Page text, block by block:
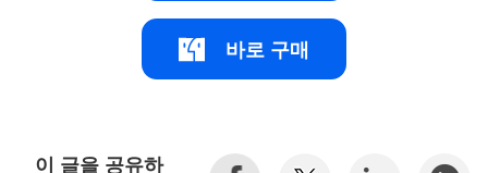
바로 구매
이 글을 공유하